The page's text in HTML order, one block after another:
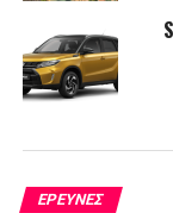
ΈΡΕΥΝΕΣ